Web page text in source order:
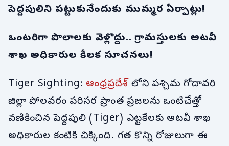
పెద్దపులిని పట్టుకునేందుకు ముమ్మర ఏర్పాట్లు!
ఒంటరిగా పొలాలకు వెళ్లొద్దు.. గ్రామస్తులకు అటవీ
శాఖ అధికారుల కీలక సూచనలు!
Tiger Sighting:ఆంధ్రప్రదేశ్లోని పశ్చిమ గోదావరి
జిల్లా పోలవరం పరిసర ప్రాంత ప్రజలను ఒంటిచేత్తో
వణికించిన పెద్దపులి (Tiger) ఎట్టకేలకు అటవీ శాఖ
అధికారుల కంటికి చిక్కింది. గత కొన్ని రోజులుగా ఈ